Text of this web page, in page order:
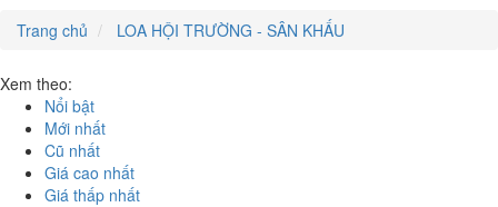
Trang chủ
LOA HỘI TRƯỜNG - SÂN KHẤU
Xem theo:
Nổi bật
Mới nhất
Cũ nhất
Giá cao nhất
Giá thấp nhất